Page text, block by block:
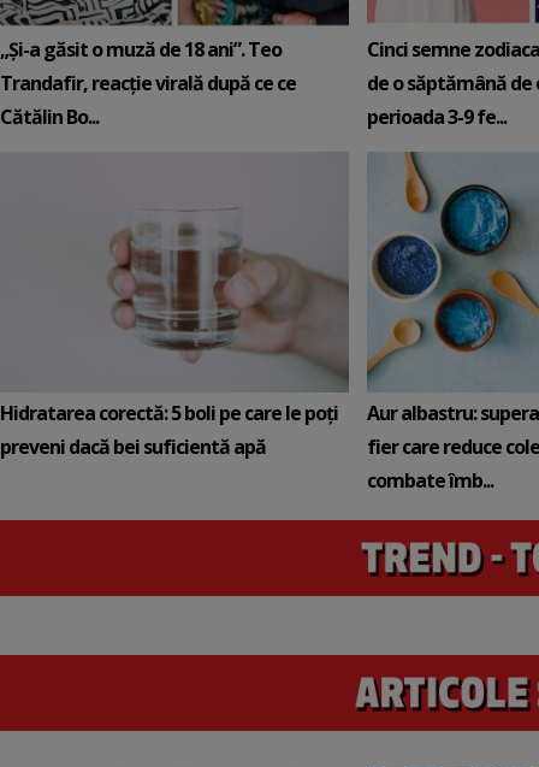
„Și-a găsit o muză de 18 ani”. Teo
Trandafir, reacție virală după ce ce
Cătălin Bo...
Cinci semne
de o săptămână de
perioada 3-9 fe...
Hidratarea corectă: 5 boli pe care le poți
preveni dacă bei suficientă apă
Aur albastru:
fier care reduce
combate îmb...